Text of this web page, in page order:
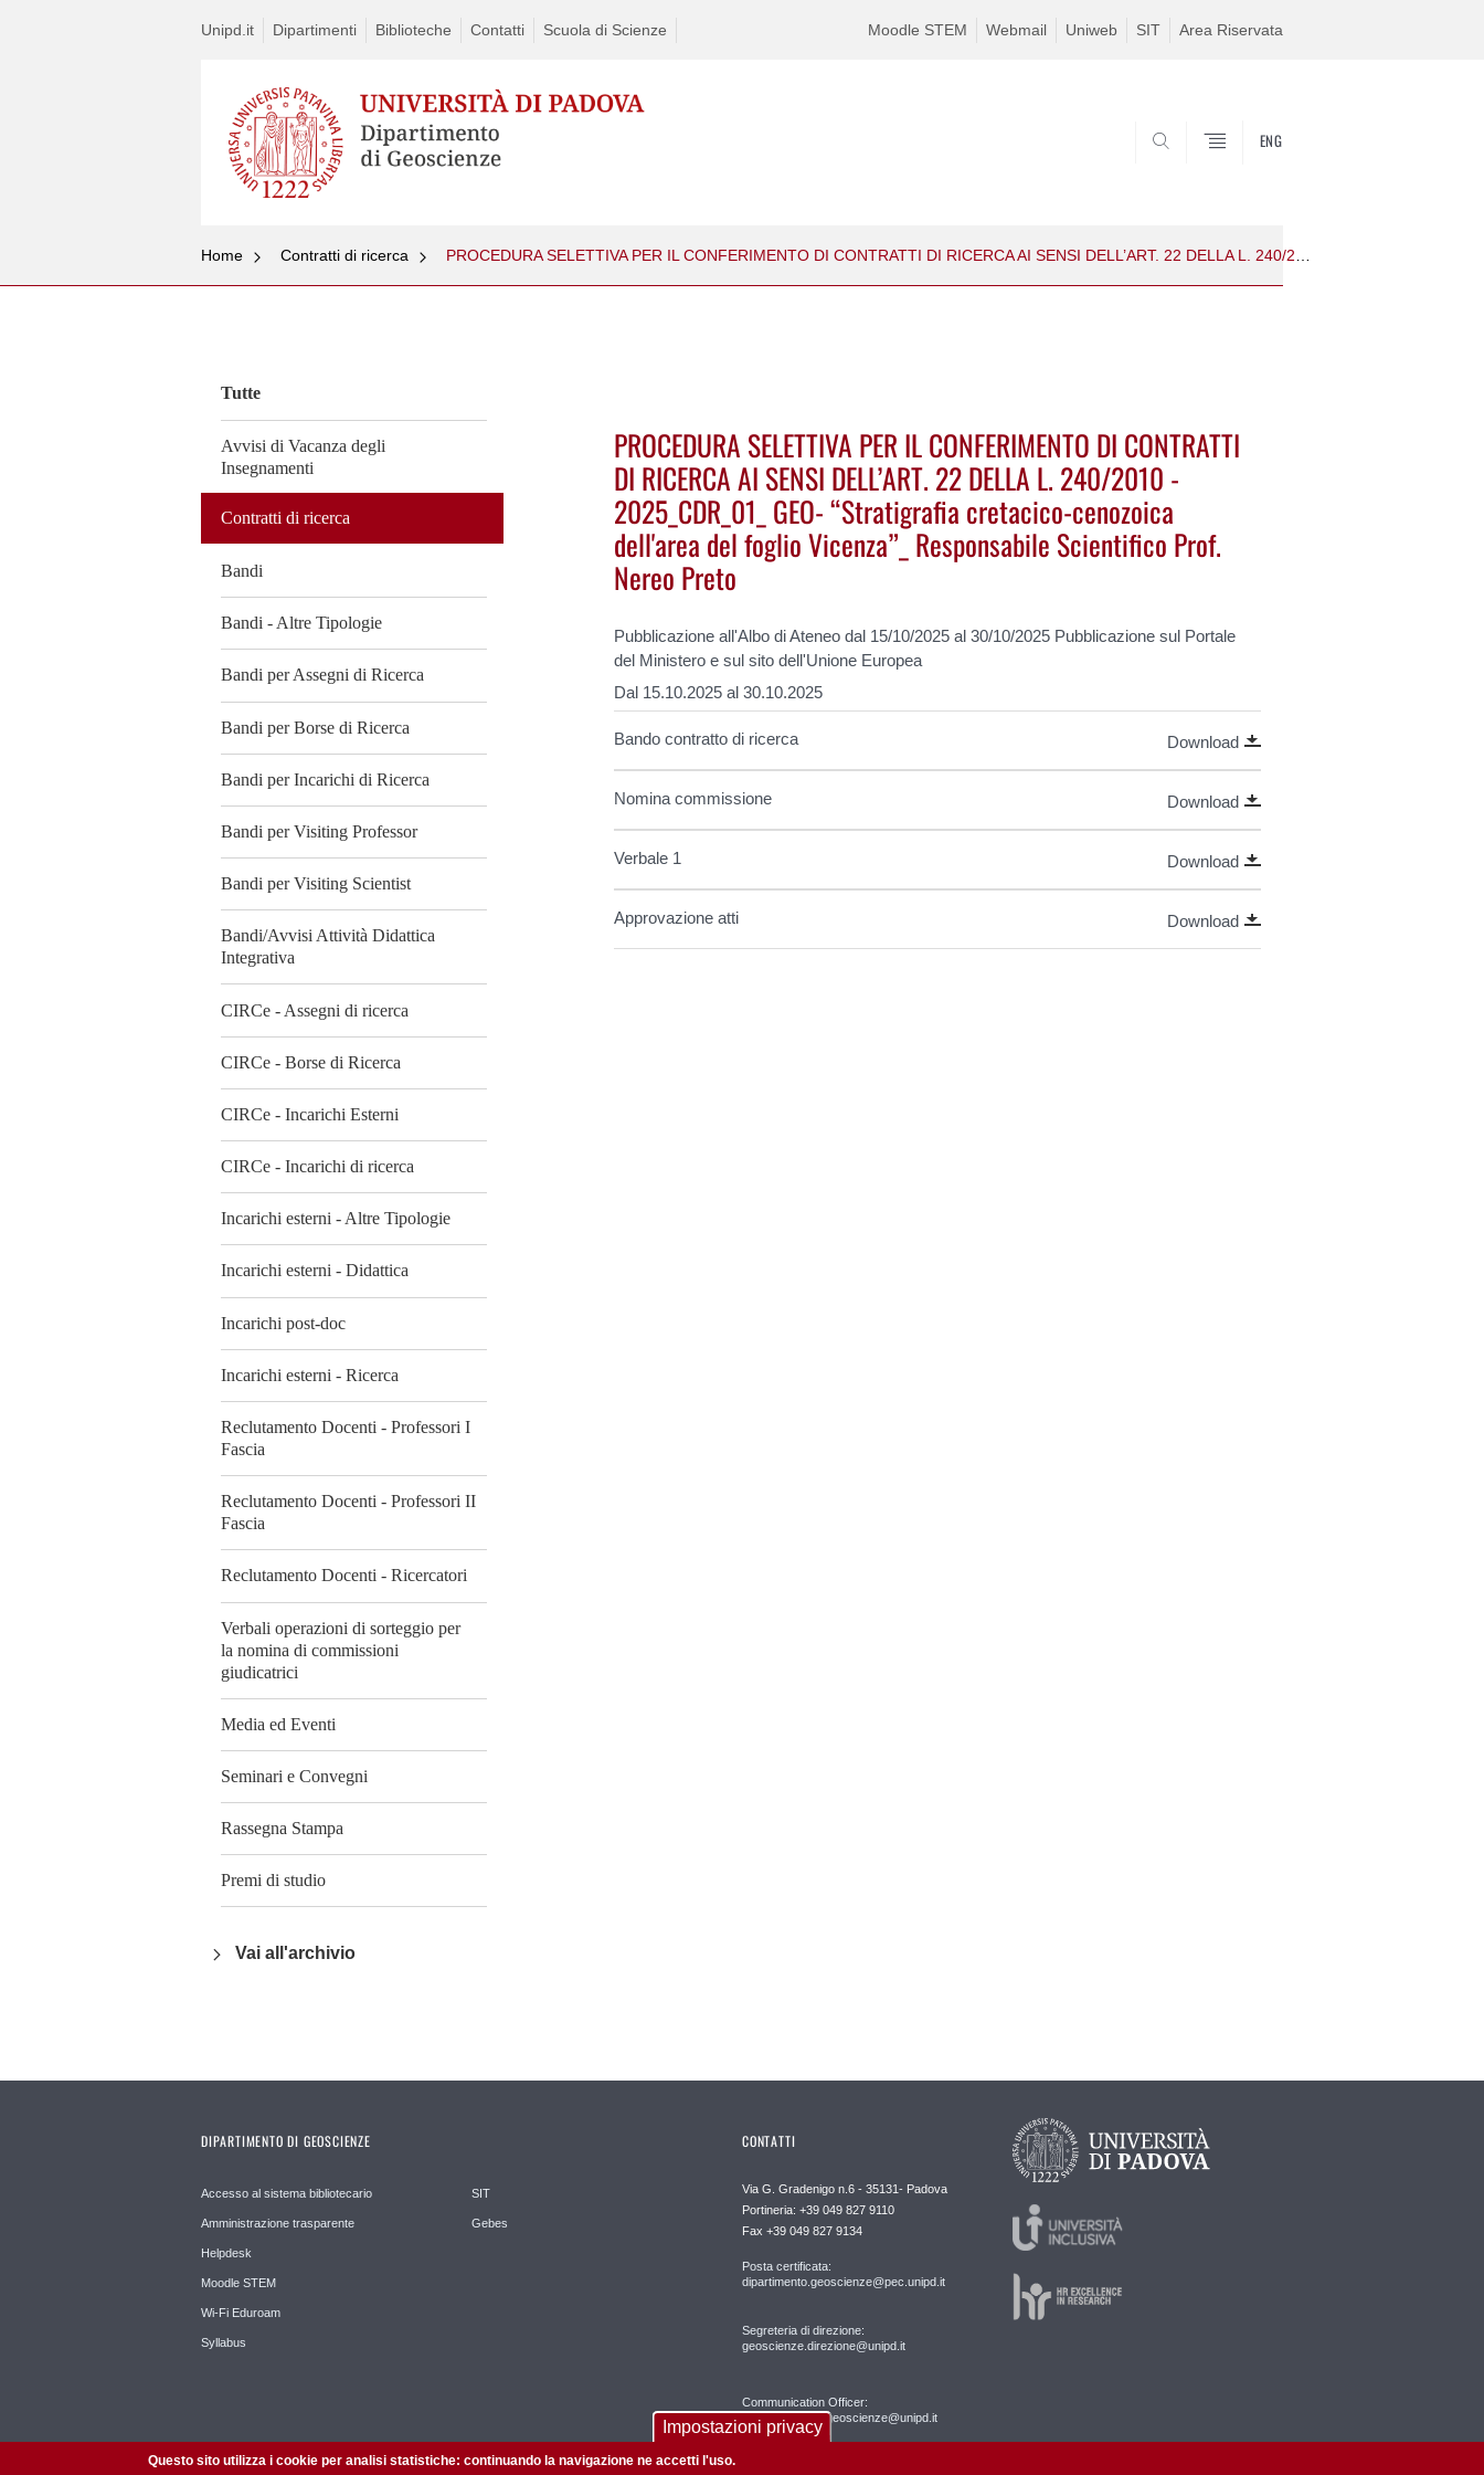
Unipd.it Dipartimenti Biblioteche Contatti Scuola di Scienze Moodle STEM Webmail Uniweb SIT Area Riservata
ENG
Home Contratti di ricerca PROCEDURA SELETTIVA PER IL CONFERIMENTO DI CONTRATTI DI RICERCA AI SENSI DELL’ART. 22 DELLA L. 240/2010 - 2025_CDR_01_ GEO- “Stratigrafia cretacico-cenozoica dell'area del foglio Vicenza”_ Responsabile Scientifico Prof. Nereo Preto
Tutte
Avvisi di Vacanza degli
Insegnamenti
Contratti di ricerca
Bandi
Bandi - Altre Tipologie
Bandi per Assegni di Ricerca
Bandi per Borse di Ricerca
Bandi per Incarichi di Ricerca
Bandi per Visiting Professor
Bandi per Visiting Scientist
Bandi/Avvisi Attività Didattica
Integrativa
CIRCe - Assegni di ricerca
CIRCe - Borse di Ricerca
CIRCe - Incarichi Esterni
CIRCe - Incarichi di ricerca
Incarichi esterni - Altre Tipologie
Incarichi esterni - Didattica
Incarichi post-doc
Incarichi esterni - Ricerca
Reclutamento Docenti - Professori I
Fascia
Reclutamento Docenti - Professori II
Fascia
Reclutamento Docenti - Ricercatori
Verbali operazioni di sorteggio per
la nomina di commissioni
giudicatrici
Media ed Eventi
Seminari e Convegni
Rassegna Stampa
Premi di studio
Vai all'archivio
PROCEDURA SELETTIVA PER IL CONFERIMENTO DI CONTRATTI
DI RICERCA AI SENSI DELL’ART. 22 DELLA L. 240/2010 -
2025_CDR_01_ GEO- “Stratigrafia cretacico-cenozoica
dell'area del foglio Vicenza”_ Responsabile Scientifico Prof.
Nereo Preto
Pubblicazione all'Albo di Ateneo dal 15/10/2025 al 30/10/2025 Pubblicazione sul Portale
del Ministero e sul sito dell'Unione Europea
Dal 15.10.2025 al 30.10.2025
Bando contratto di ricerca Download
Nomina commissione Download
Verbale 1 Download
Approvazione atti Download
DIPARTIMENTO DI GEOSCIENZE
Accesso al sistema bibliotecario
Amministrazione trasparente
Helpdesk
Moodle STEM
Wi-Fi Eduroam
Syllabus
SIT
Gebes
CONTATTI
Via G. Gradenigo n.6 - 35131- Padova
Portineria: +39 049 827 9110
Fax +39 049 827 9134
Posta certificata:
dipartimento.geoscienze@pec.unipd.it
Segreteria di direzione:
geoscienze.direzione@unipd.it
Communication Officer:
comunicazione.geoscienze@unipd.it
Impostazioni privacy
Questo sito utilizza i cookie per analisi statistiche: continuando la navigazione ne accetti l'uso.